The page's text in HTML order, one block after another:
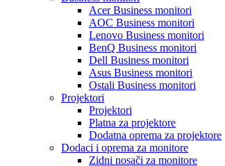
Acer Business monitori
AOC Business monitori
Lenovo Business monitori
BenQ Business monitori
Dell Business monitori
Asus Business monitori
Ostali Business monitori
Projektori
Projektori
Platna za projektore
Dodatna oprema za projektore
Dodaci i oprema za monitore
Zidni nosači za monitore